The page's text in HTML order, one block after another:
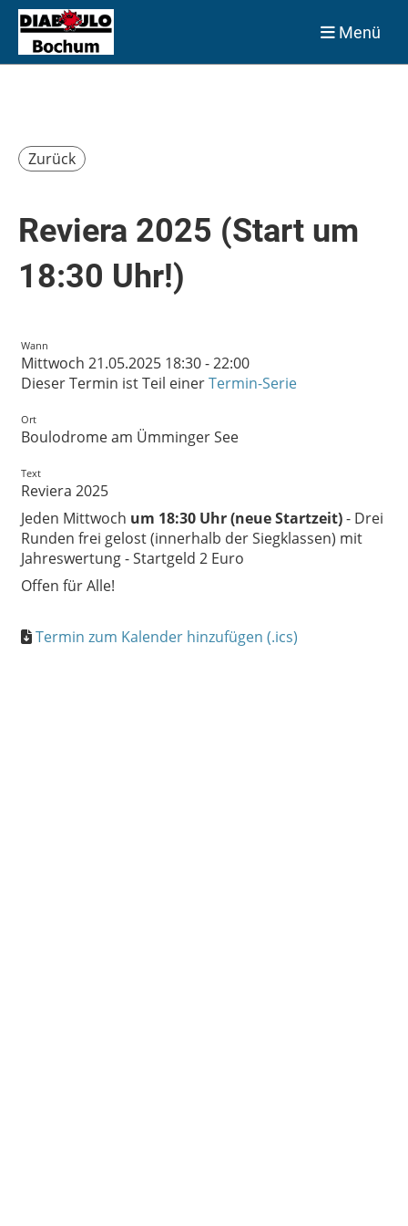
Menü
Zurück
Reviera 2025 (Start um
18:30 Uhr!)
Wann
Mittwoch 21.05.2025 18:30 - 22:00
Dieser Termin ist Teil einerTermin-Serie
Ort
Boulodrome am Ümminger See
Text
Reviera 2025
Jeden Mittwoch um 18:30 Uhr (neue Startzeit)- Drei
Runden frei gelost (innerhalb der Siegklassen) mit
Jahreswertung - Startgeld 2 Euro
Offen für Alle!
Termin zum Kalender hinzufügen (.ics)